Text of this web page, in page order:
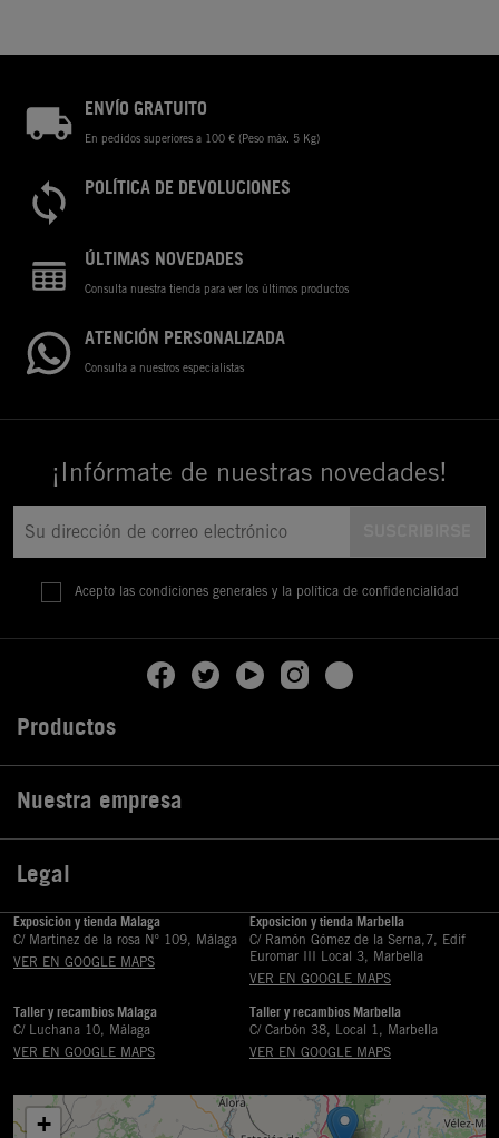
ENVÍO GRATUITO
En pedidos superiores a 100 € (Peso máx. 5 Kg)
POLÍTICA DE DEVOLUCIONES
ÚLTIMAS NOVEDADES
Consulta nuestra tienda para ver los últimos productos
ATENCIÓN PERSONALIZADA
Consulta a nuestros especialistas
¡Infórmate de nuestras novedades!
Acepto las condiciones generales y la política de confidencialidad
Productos
Nuestra empresa
Legal
Exposición y tienda Málaga
C/ Martinez de la rosa Nº 109, Málaga
VER EN GOOGLE MAPS
Exposición y tienda Marbella
C/ Ramón Gómez de la Serna,7, Edif
Euromar III Local 3, Marbella
VER EN GOOGLE MAPS
Taller y recambios Málaga
C/ Luchana 10, Málaga
VER EN GOOGLE MAPS
Taller y recambios Marbella
C/ Carbón 38, Local 1, Marbella
VER EN GOOGLE MAPS
+